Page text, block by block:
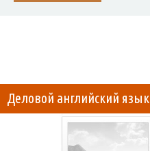
Деловой английский язык